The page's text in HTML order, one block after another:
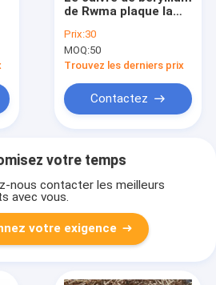
de Rwma plaque la
265x260x2110mm
Prix:30
MOQ:50
Trouvez les derniers prix
Contactez
votre temps
nous contacter les meilleurs
avec vous.
votre exigence